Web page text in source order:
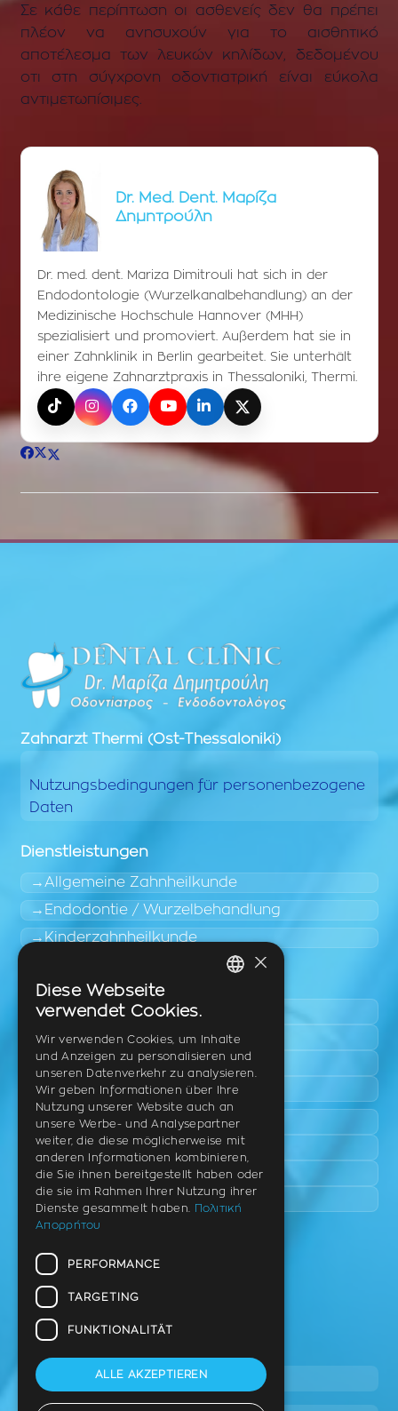
Σε κάθε περίπτωση οι ασθενείς δεν θα πρέπει
πλέον να ανησυχούν για το αισθητικό
αποτέλεσμα των λευκών κηλίδων, δεδομένου
οτι στη σύγχρονη οδοντιατρική
είναι εύκολα
αντιμετωπίσιμες.
Dr. Med. Dent. Μαρίζα
Δημητρούλη
Dr. med. dent. Mariza Dimitrouli hat sich in der
Endodontologie (Wurzelkanalbehandlung) an der
Medizinische Hochschule Hannover (MHH)
spezialisiert und promoviert. Außerdem hat sie in
einer Zahnklinik in Berlin gearbeitet. Sie unterhält
ihre eigene Zahnarztpraxis in Thessaloniki, Thermi.
TikTokInstagramFacebookYouTubeLinkedInX (Twitter)
Zahnarzt Thermi (Ost-Thessaloniki)
Nutzungsbedingungen für personenbezogene
Daten
Dienstleistungen
Allgemeine Zahnheilkunde
Endodontie / Wurzelbehandlung
Kinderzahnheilkunde
Leicht zugängliche Bereiche
Pylaia
Triadi
Neo Rysio
Epanomi
Peraia
Kalamaria
Panorama
Charilaou
Th. Litsa 10 – Tavaki (Ecke),
Thermi – Thessaloniki
PLZ 57001
2310 46 10 44
ENGLISH
×
Diese Webseite
verwendet Cookies.
Wir verwenden Cookies, um Inhalte
und Anzeigen zu personalisieren und
unseren Datenverkehr zu analysieren.
Wir geben Informationen über Ihre
Nutzung unserer Website auch an
unsere Werbe- und Analysepartner
weiter, die diese möglicherweise mit
anderen Informationen kombinieren,
die Sie ihnen bereitgestellt haben oder
die sie im Rahmen Ihrer Nutzung ihrer
Dienste gesammelt haben.
Πολιτική
Απορρήτου
PERFORMANCE
TARGETING
FUNKTIONALITÄT
ALLE AKZEPTIEREN